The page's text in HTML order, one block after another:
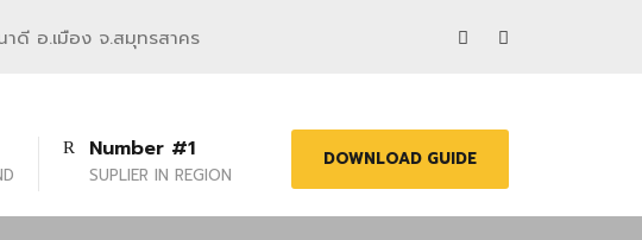
ดี อ.เมือง จ.สมุทรสาคร
Number #1
SUPLIER IN REGION
DOWNLOAD GUIDE